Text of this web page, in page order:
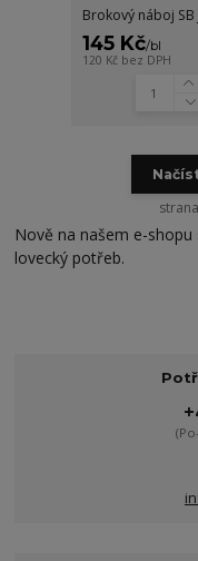
Brokový náboj SB
145 Kč/bl
120 Kč bez DPH
strana
Nově na našem e-
lovecký potřeb.